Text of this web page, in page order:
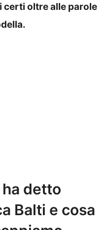
certi oltre alle parole
ha detto
Balti e cosa